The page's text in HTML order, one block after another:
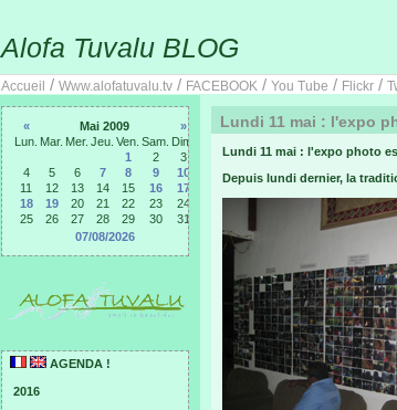
Alofa Tuvalu BLOG
Accueil / Www.alofatuvalu.tv / FACEBOOK / You Tube / Flickr /
« Mai 2009
»
Lun. Mar. Mer. Jeu. Ven. Sam. Dim.
1
2
3
4
5 6 7 8 9
10
11
12 13 14 15 16
17
18
19 20 21 22 23
24
25
26 27 28 29 30
31
07/08/2026
AGENDA !
2016
Lundi 11 mai : l'expo
Lundi 11 mai : l'expo photo
Depuis lundi dernier, la